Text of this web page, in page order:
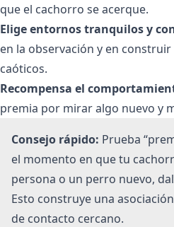
que el cachorro se acerque.
Elige entornos tranquilos y
en la observación y en
caóticos.
Recompensa el
premia por mirar algo nuevo y
Consejo rápido: Prueba
el momento en que tu
persona o un perro nuevo,
Esto construye una
de contacto cercano.